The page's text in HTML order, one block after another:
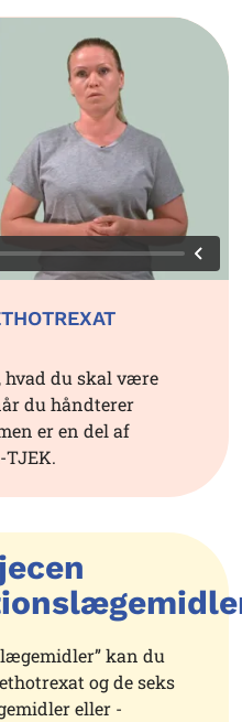
hvad du skal være
du håndterer
er en del af
kan du
og de seks
eller -